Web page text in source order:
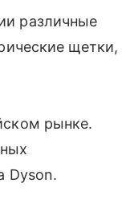
различные
щетки,
рынке.
Dyson.